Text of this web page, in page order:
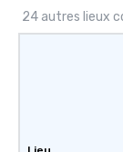
24 autres lieux